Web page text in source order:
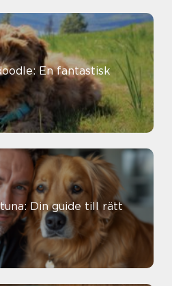
En fantastisk
Din guide till rätt